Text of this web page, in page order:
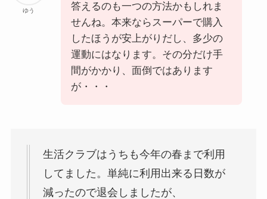
ゆう
答えるのも一つの方法かもしれま
せんね。本来ならスーパーで購入
したほうが安上がりだし、多少の
運動にはなります。その分だけ手
間がかかり、面倒ではあります
が・・・
生活クラブはうちも今年の春まで利用
してました。単純に利用出来る日数が
減ったので退会しましたが、